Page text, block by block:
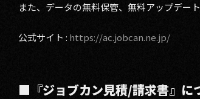
また、データの無料保管、無料アップデー
公式サイト : https://ac.jobcan.ne.jp/
■『ジョブカン見積/請求書』に